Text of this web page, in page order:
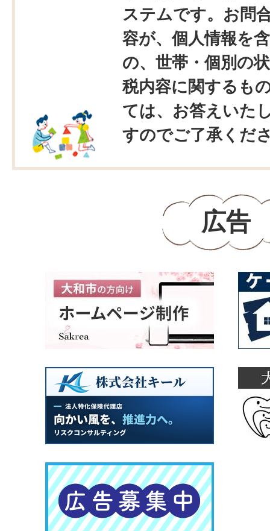
ステムです。お問
容が、個人情報を
の、世帯・個別の
税内容に関するも
ては、お答えいた
すのでご了承くだ
広告